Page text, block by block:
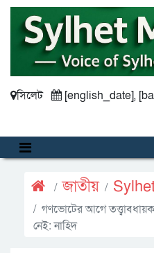
সিলেট [english_date],
জাতীয়
গণভোটের আগে
নেই: নাহিদ